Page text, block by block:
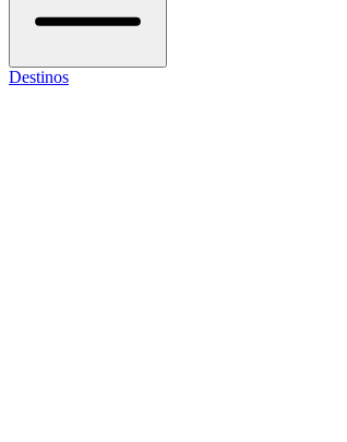
Destinos